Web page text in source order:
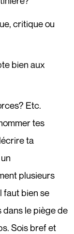
critique ou
bien aux
Etc.
tes
ta
plusieurs
faut bien se
le piège de
Sois bref et